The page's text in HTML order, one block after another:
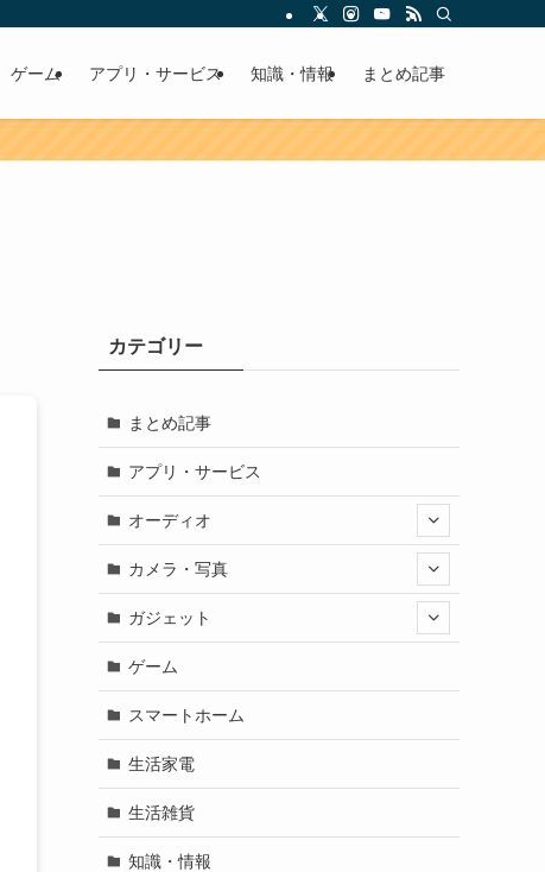
ゲーム アプリ・サービス 知識・情報 まとめ記事
カテゴリー
まとめ記事
アプリ・サービス
オーディオ
カメラ・写真
ガジェット
ゲーム
スマートホーム
生活家電
生活雑貨
知識・情報